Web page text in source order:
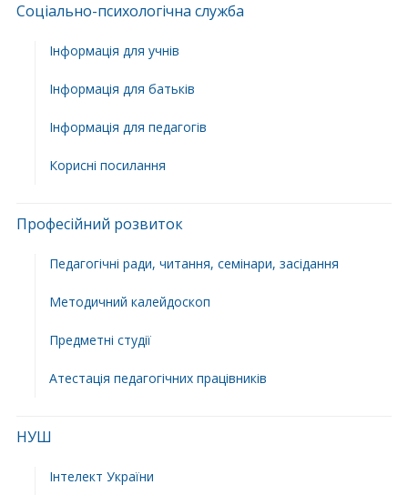
Соціально-психологічна служба
Інформація для учнів
Інформація для батьків
Інформація для педагогів
Корисні посилання
Професійний розвиток
Педагогічні ради, читання, семінари, засідання
Методичний калейдоскоп
Предметні студії
Атестація педагогічних працівників
НУШ
Інтелект України